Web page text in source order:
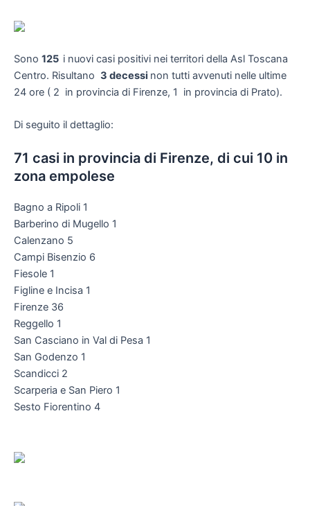
Sono 125 i nuovi casi positivi nei territori della Asl Toscana
Centro. Risultano 3 decessi non tutti avvenuti nelle ultime
24 ore ( 2 in provincia di Firenze, 1 in provincia di Prato).
Di seguito il dettaglio:
71 casi in provincia di Firenze, di cui 10 in
zona empolese
Bagno a Ripoli 1
Barberino di Mugello 1
Calenzano 5
Campi Bisenzio 6
Fiesole 1
Figline e Incisa 1
Firenze 36
Reggello 1
San Casciano in Val di Pesa 1
San Godenzo 1
Scandicci 2
Scarperia e San Piero 1
Sesto Fiorentino 4